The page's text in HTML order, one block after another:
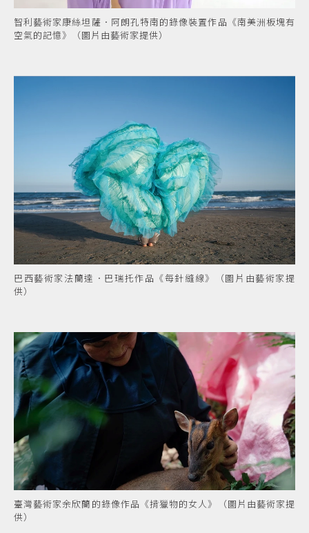
智利藝術家康絲坦薩．阿朗孔特南的錄像裝置作品《南美洲板塊有
空氣的記憶》（圖片由藝術家提供）
巴西藝術家法蘭達．巴瑞托作品《每針縫線》（圖片由藝術家提
供）
臺灣藝術家余欣蘭的錄像作品《揹獵物的女人》（圖片由藝術家提
供）